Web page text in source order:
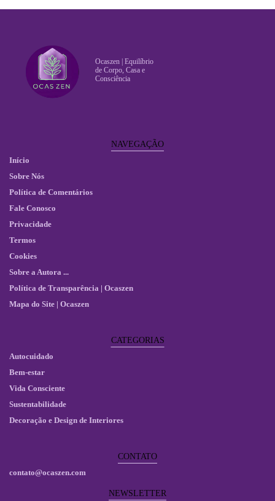
Ocaszen | Equilíbrio
de Corpo, Casa e
Consciência
NAVEGAÇÃO
Início
Sobre Nós
Política de Comentários
Fale Conosco
Privacidade
Termos
Cookies
Sobre a Autora ...
Política de Transparência | Ocaszen
Mapa do Site | Ocaszen
CATEGORIAS
Autocuidado
Bem-estar
Vida Consciente
Sustentabilidade
Decoração e Design de Interiores
CONTATO
contato@ocaszen.com
NEWSLETTER